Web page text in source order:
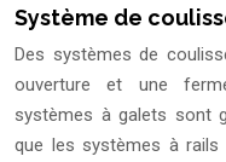
Système de
Des systèmes de
ouverture et une
systèmes à galets sont
que les systèmes à rails